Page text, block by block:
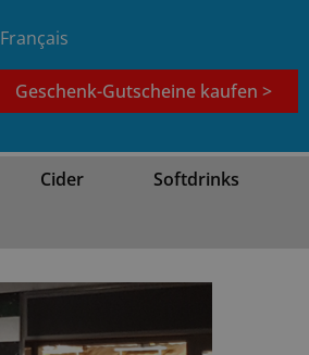
Français
Geschenk-Gutscheine kaufen >
Cider
Softdrinks